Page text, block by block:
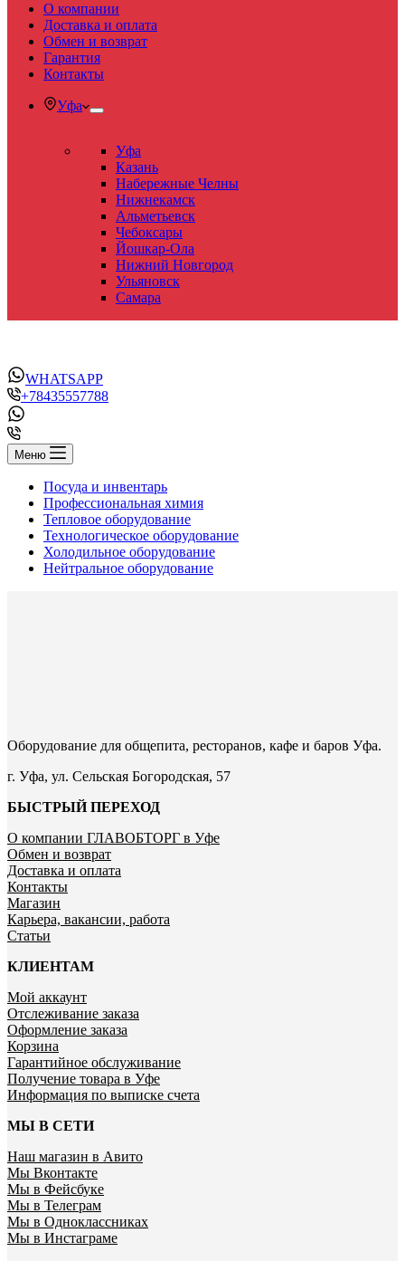
О компании
Доставка и оплата
Обмен и возврат
Гарантия
Контакты
Уфа
Уфа
Казань
Набережные Челны
Нижнекамск
Альметьевск
Чебоксары
Йошкар-Ола
Нижний Новгород
Ульяновск
Самара
WHATSAPP
+78435557788
Меню
Посуда и инвентарь
Профессиональная химия
Тепловое оборудование
Технологическое оборудование
Холодильное оборудование
Нейтральное оборудование
Оборудование для общепита, ресторанов, кафе и баров Уфа.
г. Уфа, ул. Сельская Богородская, 57
БЫСТРЫЙ ПЕРЕХОД
О компании ГЛАВОБТОРГ в Уфе
Обмен и возврат
Доставка и оплата
Контакты
Магазин
Карьера, вакансии, работа
Статьи
КЛИЕНТАМ
Мой аккаунт
Отслеживание заказа
Оформление заказа
Корзина
Гарантийное обслуживание
Получение товара в Уфе
Информация по выписке счета
МЫ В СЕТИ
Наш магазин в Авито
Мы Вконтакте
Мы в Фейсбуке
Мы в Телеграм
Мы в Одноклассниках
Мы в Инстаграме